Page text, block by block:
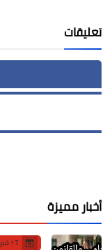
تعليقات
أخبار مميزة
17 فبراير 2023